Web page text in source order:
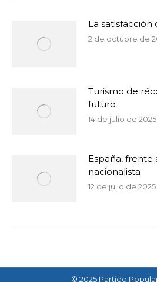
La satisfacción
2 de octubre de
Turismo de
futuro
14 de julio de 2025
España, frente
nacionalista
12 de julio de 2025
© 2025 Partido